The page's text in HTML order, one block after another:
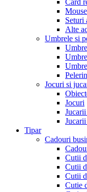
Seturi
Alte
Umbrele si
Jocuri si
Jocuri
Tipar
Cadouri
Cutii
Cutii
Cutii
Cutie